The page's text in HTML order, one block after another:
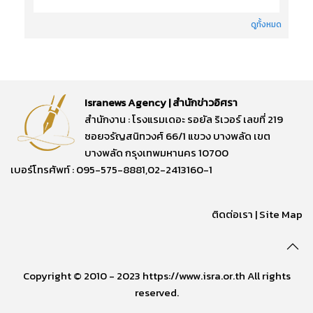
ดูทั้งหมด
Isranews Agency | สำนักข่าวอิศรา
สำนักงาน : โรงแรมเดอะ รอยัล ริเวอร์ เลขที่ 219
ซอยจรัญสนิทวงศ์ 66/1 แขวง บางพลัด เขต
บางพลัด กรุงเทพมหานคร 10700
เบอร์โทรศัพท์ : 095-575-8881,02-2413160-1
ติดต่อเรา |Site Map
Copyright © 2010 - 2023 https://www.isra.or.th All rights
reserved.